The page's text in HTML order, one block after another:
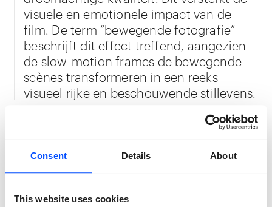
Consent Details About
This website uses cookies
visuele en emotionele impact van de
film. De term “bewegende fotografie”
beschrijft dit effect treffend, aangezien
de slow-motion frames de bewegende
scènes transformeren in een reeks
visueel rijke en beschouwende stillevens.
voor een niet-lineair verhaal. Veranderende
landschappen, locaties, culturen en de ritmische
van het verhaal. Het geluid voor de installatie is